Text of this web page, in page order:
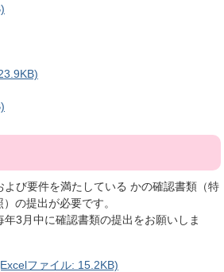
び要件を満たしている かの確認書類（特
の提出が必要です。
3月中に確認書類の提出をお願いしま
ファイル: 15.2KB)